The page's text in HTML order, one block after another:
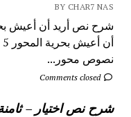
BY CHAR7 NAS
شرح نص أريد أن أعيش
نصوص محور...
Comments closed
شرح نص اختيار –